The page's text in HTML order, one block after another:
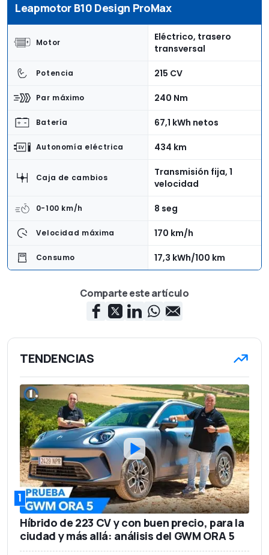
Leapmotor B10 Design ProMax
Motor
Eléctrico, trasero
transversal
Potencia 215 CV
Par máximo 240 Nm
Batería 67,1 kWh netos
Autonomía eléctrica 434 km
Caja de cambios
Transmisión fija, 1
velocidad
0-100 km/h 8 seg
Velocidad máxima 170 km/h
Consumo 17,3 kWh/100 km
4,51 m
Altura
Peso en vacío 1.845 kg
Número de asientos 5
Capacidad del maletero 430 l
Precio base 33.400 euros
Comparte este artículo
TENDENCIAS
1
Híbrido de 223 CV y con buen precio, para la
ciudad y más allá: análisis del GWM ORA 5